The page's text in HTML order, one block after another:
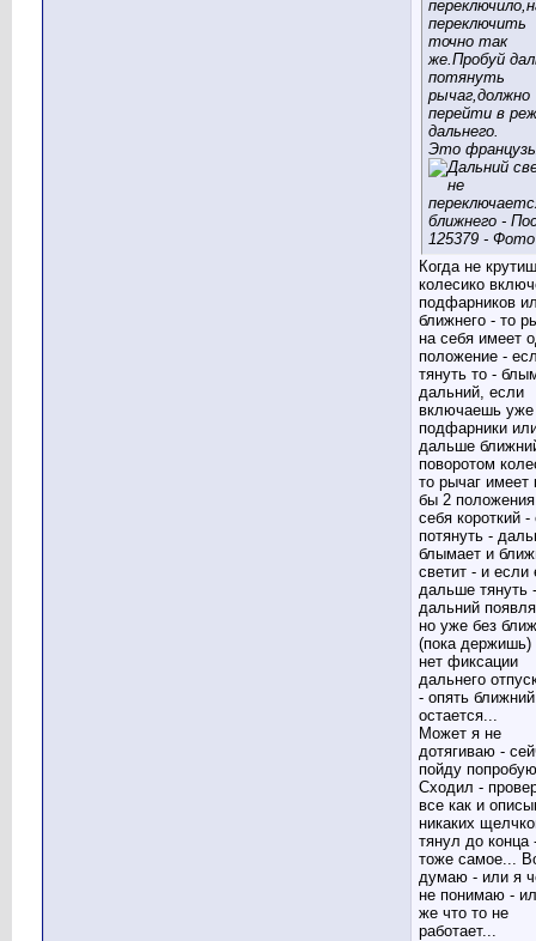
переключить
точно так
же.Пробуй
потянуть
рычаг,должно
перейти в
дальнего.
Это
Когда не
колесико
подфарников
ближнего - то
на себя имеет
положение -
тянуть то -
дальний, если
включаешь уже
подфарники
дальше
поворотом
то рычаг имеет
бы 2
себя короткий -
потянуть -
блымает и
светит - и
дальше тянуть
дальний
но уже без
(пока держишь)
нет фиксации
дальнего
- опять ближний
остается...
Может я не
дотягиваю -
пойду
Сходил -
все как и
никаких
тянул до конца
тоже самое...
думаю - или я
не понимаю -
же что то не
работает...